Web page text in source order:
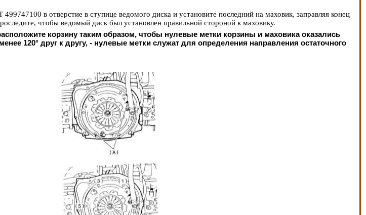
в отверстие в ступице ведомого диска и установите последний на маховик, заправляя конец
чтобы ведомый диск был установлен правильной стороной к маховику.
корзину таким образом, чтобы нулевые метки корзины и маховика оказались
120° друг к другу, - нулевые метки служат для определения направления остаточного